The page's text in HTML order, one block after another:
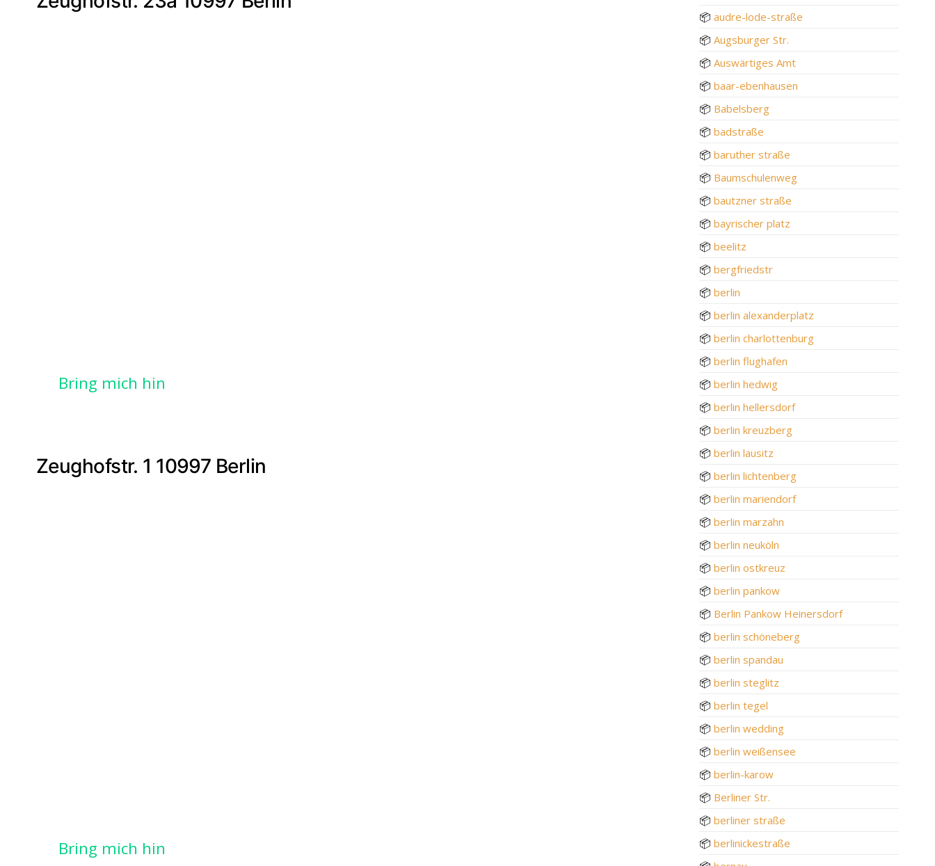
Bring mich hin
Zeughofstr. 1 10997 Berlin
Bring mich hin
📦 audre-lode-straße
📦 Augsburger Str.
📦 Auswärtiges Amt
📦 baar-ebenhausen
📦 Babelsberg
📦 badstraße
📦 baruther straße
📦 Baumschulenweg
📦 bautzner straße
📦 bayrischer platz
📦 beelitz
📦 bergfriedstr
📦 berlin
📦 berlin alexanderplatz
📦 berlin charlottenburg
📦 berlin flughafen
📦 berlin hedwig
📦 berlin hellersdorf
📦 berlin kreuzberg
📦 berlin lausitz
📦 berlin lichtenberg
📦 berlin mariendorf
📦 berlin marzahn
📦 berlin neuköln
📦 berlin ostkreuz
📦 berlin pankow
📦 Berlin Pankow Heinersdorf
📦 berlin schöneberg
📦 berlin spandau
📦 berlin steglitz
📦 berlin tegel
📦 berlin wedding
📦 berlin weißensee
📦 berlin-karow
📦 Berliner Str.
📦 berliner straße
📦 berlinickestraße